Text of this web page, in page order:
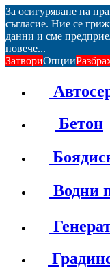
За осигуряване на
съгласие. Ние се
данни и сме
повече...
ЗатвориОпции
Бетон
Водни